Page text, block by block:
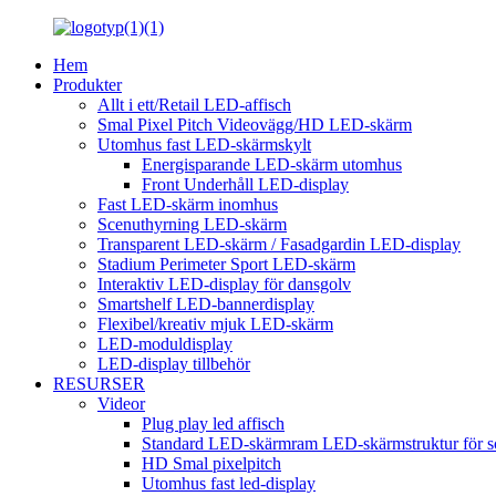
Hem
Produkter
Allt i ett/Retail LED-affisch
Smal Pixel Pitch Videovägg/HD LED-skärm
Utomhus fast LED-skärmskylt
Energisparande LED-skärm utomhus
Front Underhåll LED-display
Fast LED-skärm inomhus
Scenuthyrning LED-skärm
Transparent LED-skärm / Fasadgardin LED-display
Stadium Perimeter Sport LED-skärm
Interaktiv LED-display för dansgolv
Smartshelf LED-bannerdisplay
Flexibel/kreativ mjuk LED-skärm
LED-moduldisplay
LED-display tillbehör
RESURSER
Videor
Plug play led affisch
Standard LED-skärmram LED-skärmstruktur för
HD Smal pixelpitch
Utomhus fast led-display